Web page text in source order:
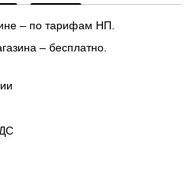
– по тарифам НП.
– бесплатно.